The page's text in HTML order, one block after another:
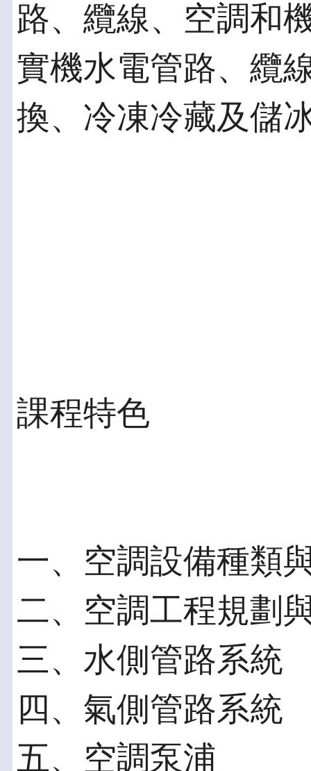
路、纜線、空調和
實機水電管路、纜
換、冷凍冷藏及儲
課程特色
一、空調設備種類
二、空調工程規劃
三、水側管路系統
四、氣側管路系統
五、空調泵浦